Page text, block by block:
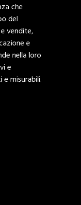
che
del
vendite,
e
nella loro
e
misurabili.